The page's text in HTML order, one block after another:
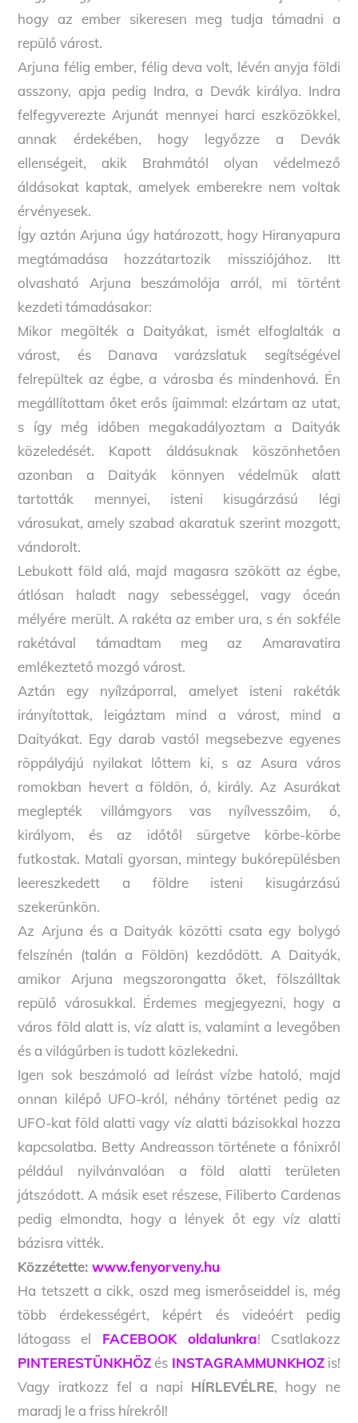
hogy az ember sikeresen meg tudja támadni a
repülő várost.
Arjuna félig ember, félig deva volt, lévén anyja földi
asszony, apja pedig Indra, a Devák királya. Indra
felfegyverezte Arjunát mennyei harci eszközökkel,
annak érdekében, hogy legyőzze a Devák
ellenségeit, akik Brahmától olyan védelmező
áldásokat kaptak, amelyek emberekre nem voltak
érvényesek.
Így aztán Arjuna úgy határozott, hogy Hiranyapura
megtámadása hozzátartozik missziójához. Itt
olvasható Arjuna beszámolója arról, mi történt
kezdeti támadásakor:
Mikor megölték a Daityákat, ismét elfoglalták a
várost, és Danava varázslatuk segítségével
felrepültek az égbe, a városba és mindenhová. Én
megállítottam őket erős íjaimmal: elzártam az utat,
s így még időben megakadályoztam a Daityák
közeledését. Kapott áldásuknak köszönhetően
azonban a Daityák könnyen védelmük alatt
tartották mennyei, isteni kisugárzású légi
városukat, amely szabad akaratuk szerint mozgott,
vándorolt.
Lebukott föld alá, majd magasra szökött az égbe,
átlósan haladt nagy sebességgel, vagy óceán
mélyére merült. A rakéta az ember ura, s én sokféle
rakétával támadtam meg az Amaravatira
emlékeztető mozgó várost.
Aztán egy nyílzáporral, amelyet isteni rakéták
irányítottak, leigáztam mind a várost, mind a
Daityákat. Egy darab vastól megsebezve egyenes
röppályájú nyilakat lőttem ki, s az Asura város
romokban hevert a földön, ó, király. Az Asurákat
meglepték villámgyors vas nyílvesszőim, ó,
királyom, és az időtől sürgetve körbe-körbe
futkostak. Matali gyorsan, mintegy bukórepülésben
leereszkedett a földre isteni kisugárzású
szekerünkön.
Az Arjuna és a Daityák közötti csata egy bolygó
felszínén (talán a Földön) kezdődött. A Daityák,
amikor Arjuna megszorongatta őket, fölszálltak
repülő városukkal. Érdemes megjegyezni, hogy a
város föld alatt is, víz alatt is, valamint a levegőben
és a világűrben is tudott közlekedni.
Igen sok beszámoló ad leírást vízbe hatoló, majd
onnan kilépő UFO-król, néhány történet pedig az
UFO-kat föld alatti vagy víz alatti bázisokkal hozza
kapcsolatba. Betty Andreasson története a főnixről
például nyilvánvalóan a föld alatti területen
játszódott. A másik eset részese, Filiberto Cardenas
pedig elmondta, hogy a lények őt egy víz alatti
bázisra vitték.
Közzétette:www.fenyorveny.hu
Ha tetszett a cikk, oszd meg ismerőseiddel is, még
több érdekességért, képért és videóért pedig
látogass el FACEBOOK oldalunkra! Csatlakozz
PINTERESTÜNKHÖZ és INSTAGRAMMUNKHOZis!
Vagy iratkozz fel a napi HÍRLEVÉLRE, hogy ne
maradj le a friss hírekről!